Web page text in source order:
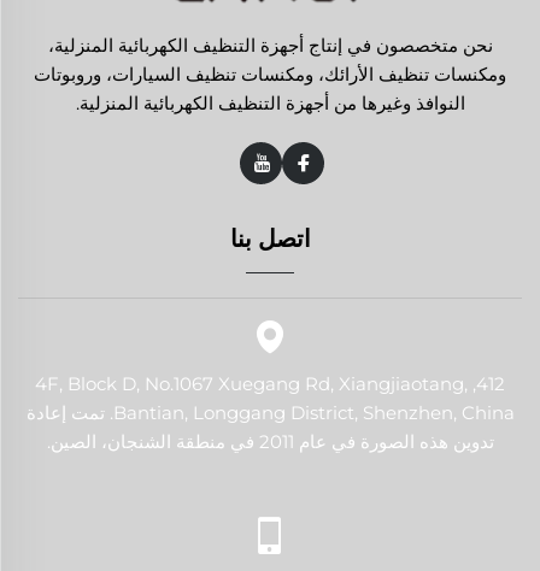
نحن متخصصون في إنتاج أجهزة التنظيف الكهربائية المنزلية،
ومكنسات تنظيف الأرائك، ومكنسات تنظيف السيارات، وروبوتات
النوافذ وغيرها من أجهزة التنظيف الكهربائية المنزلية.
اتصل بنا
412, 4F, Block D, No.1067 Xuegang Rd, Xiangjiaotang,
Bantian, Longgang District, Shenzhen, China. تمت إعادة
تدوين هذه الصورة في عام 2011 في منطقة الشنجان، الصين.